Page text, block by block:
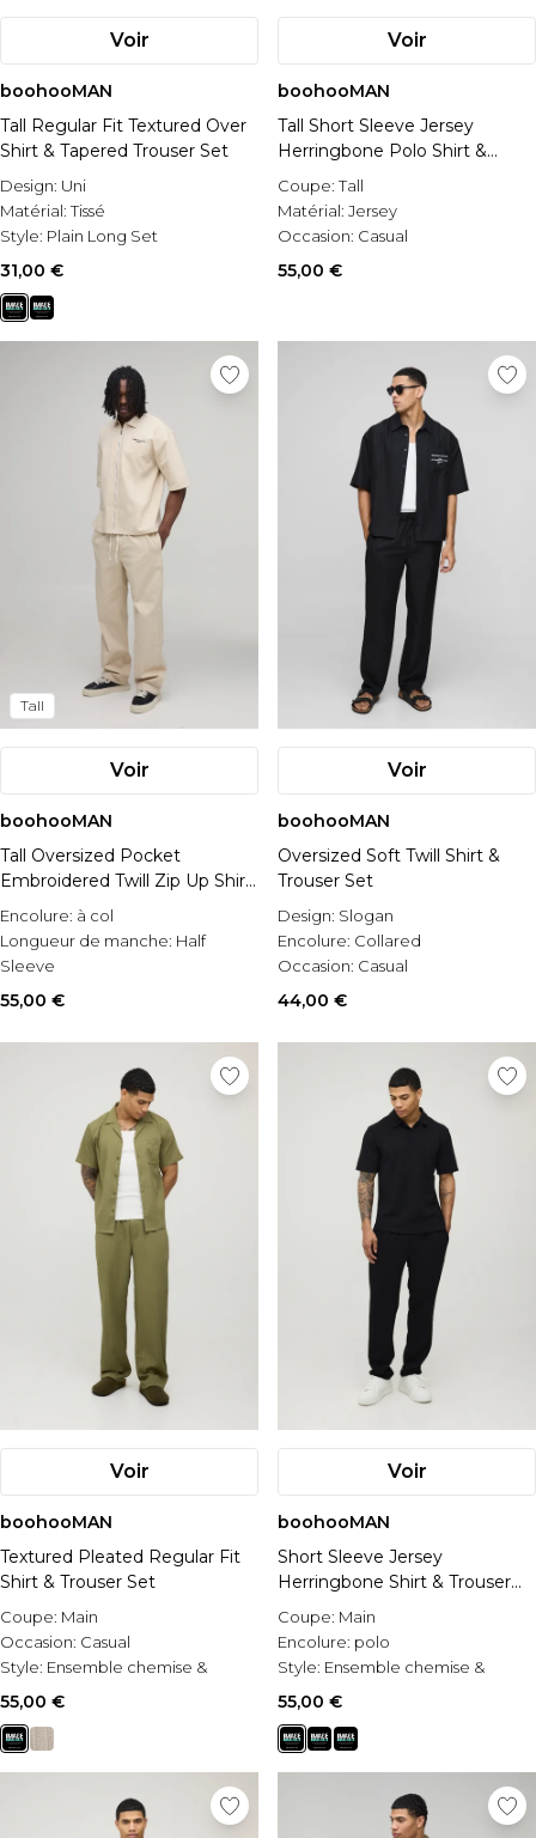
Voir
boohooMAN
Tall Regular Fit Textured Over
Shirt & Tapered Trouser Set
Design: Uni
Matérial:Tissé
Style: Plain Long Set
31,00 €
Voir
boohooMAN
Tall Short Sleeve Jersey
Herringbone Polo Shirt &
Tapered Trouser Set
Coupe:Tall
Matérial: Jersey
Occasion: Casual
55,00 €
Tall
Voir
boohooMAN
Tall Oversized Pocket
Embroidered Twill Zip Up Shirt
& Relaxed Trouser Set
Encolure: à col
Longueur de manche: Half
Sleeve
Occasion:
55,00 €
Voir
boohooMAN
Oversized Soft Twill Shirt &
Trouser Set
Design: Slogan
Encolure: Collared
Occasion: Casual
44,00 €
Voir
boohooMAN
Textured Pleated Regular Fit
Shirt & Trouser Set
Coupe: Main
Occasion: Casual
Style: Ensemble chemise &
pantalons
55,00 €
Voir
boohooMAN
Short Sleeve Jersey
Herringbone Shirt & Trouser
Set
Coupe: Main
Encolure: polo
Style: Ensemble chemise &
pantalons
55,00 €